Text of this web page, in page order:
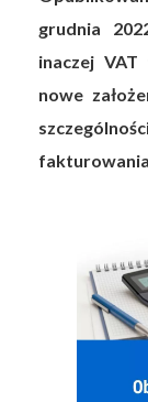
grudnia
inaczej
nowe